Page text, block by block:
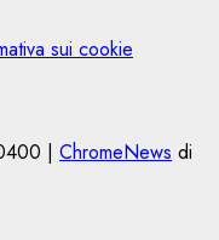
sui cookie
| ChromeNews di